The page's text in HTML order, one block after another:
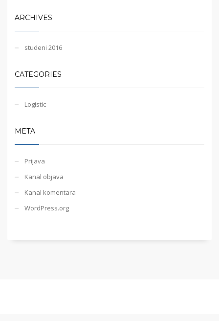
ARCHIVES
studeni 2016
CATEGORIES
Logistic
META
Prijava
Kanal objava
Kanal komentara
WordPress.org